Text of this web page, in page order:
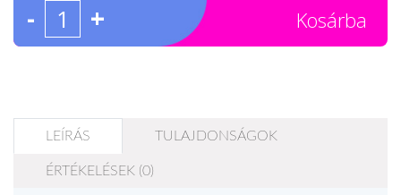
- + Kosárba
LEÍRÁS TULAJDONSÁGOK
ÉRTÉKELÉSEK (0)